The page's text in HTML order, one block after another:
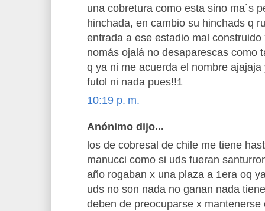
una cobretura como esta sino ma´s
hinchada, en cambio su hinchads q
entrada a ese estadio mal
nomás ojalá no desaparescas como
q ya ni me acuerda el nombre
futol ni nada pues!!1
10:19 p. m.
Anónimo dijo...
los de cobresal de chile me tiene
manucci como si uds fueran
año rogaban x una plaza a 1era oq
uds no son nada no ganan nada
deben de preocuparse x